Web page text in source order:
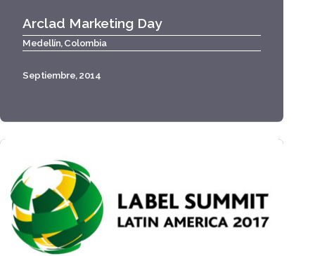
Arclad Marketing Day
Medellín, Colombia
Septiembre, 2014